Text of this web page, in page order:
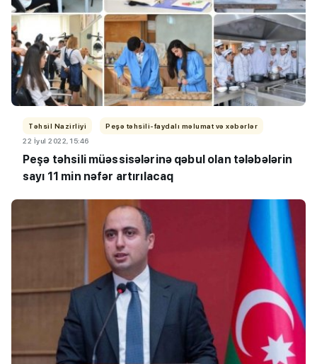
Təhsil Nazirliyi
Peşə təhsili-faydalı məlumat və xəbərlər
22 İyul 2022, 15:46
Peşə təhsili müəssisələrinə qəbul olan tələbələrin
sayı 11 min nəfər artırılacaq